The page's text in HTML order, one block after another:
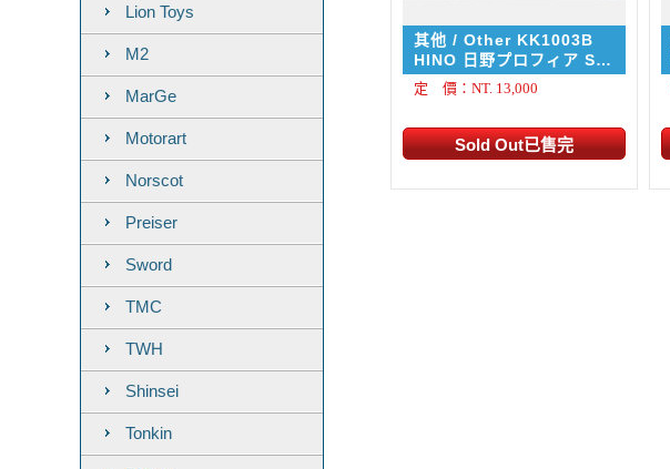
Lion Toys
M2
MarGe
Motorart
Norscot
Preiser
Sword
TMC
TWH
Shinsei
Tonkin
其他 / Other KK1003B
HINO 日野プロフィア SS
+ 16輪中低床トレーラ セ
ット （ブルー限定色）
定 價：NT. 13,000